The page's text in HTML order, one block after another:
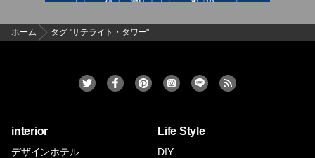
ホーム タグ "サテライト・タワー"
interior
デザインホテル
Life Style
DIY